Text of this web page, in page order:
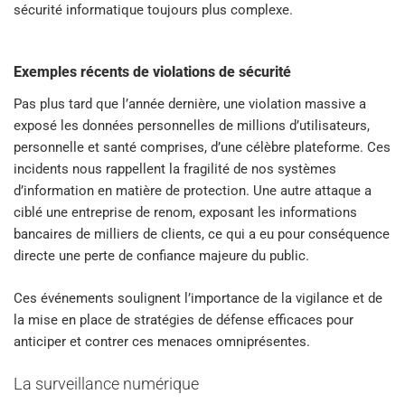
sécurité informatique toujours plus complexe.
Exemples récents de violations de sécurité
Pas plus tard que l’année dernière, une violation massive a
exposé les données personnelles de millions d’utilisateurs,
personnelle et santé comprises, d’une célèbre plateforme. Ces
incidents nous rappellent la fragilité de nos systèmes
d’information en matière de protection. Une autre attaque a
ciblé une entreprise de renom, exposant les informations
bancaires de milliers de clients, ce qui a eu pour conséquence
directe une perte de confiance majeure du public.
Ces événements soulignent l’importance de la vigilance et de
la mise en place de stratégies de défense efficaces pour
anticiper et contrer ces menaces omniprésentes.
La surveillance numérique